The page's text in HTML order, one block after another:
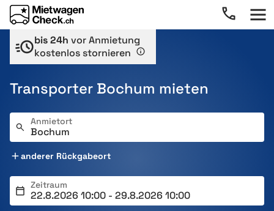
bis 24h vor Anmietung
kostenlos stornieren
Transporter Bochum mieten
Anmietort
anderer Rückgabeort
Zeitraum